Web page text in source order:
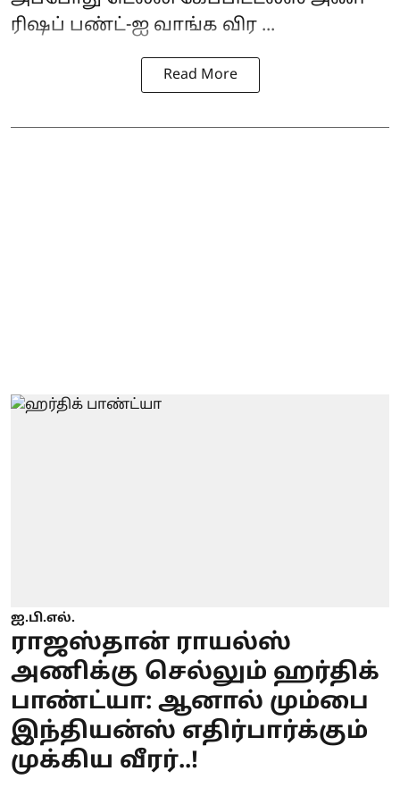
ரிஷப் பண்ட்-ஐ வாங்க விர ...
Read More
ஐ.பி.எல்.
ராஜஸ்தான் ராயல்ஸ்
அணிக்கு செல்லும் ஹர்திக்
பாண்ட்யா: ஆனால் மும்பை
இந்தியன்ஸ் எதிர்பார்க்கும்
முக்கிய வீரர்..!